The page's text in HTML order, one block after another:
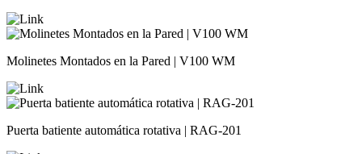
Molinetes Montados en la Pared | V100 WM
Puerta batiente automática rotativa | RAG-201